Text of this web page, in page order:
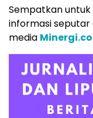
Sempatkan
informasi seputar
media